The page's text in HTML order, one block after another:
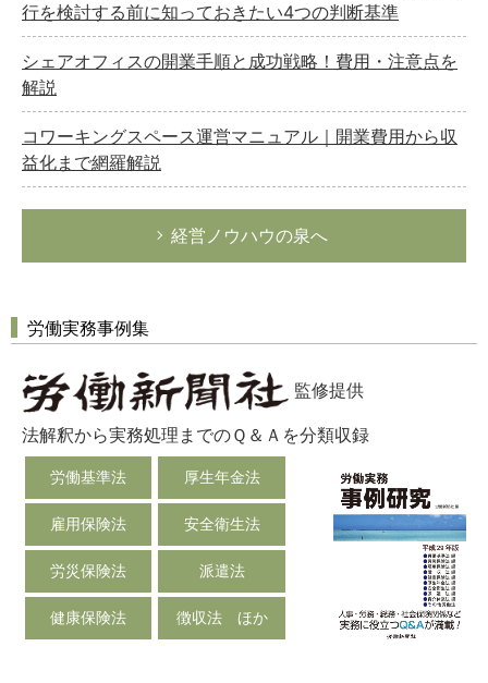
行を検討する前に知っておきたい4つの判断基準
シェアオフィスの開業手順と成功戦略！費用・注意点を
解説
コワーキングスペース運営マニュアル｜開業費用から収
益化まで網羅解説
経営ノウハウの泉へ
労働実務事例集
監修提供
法解釈から実務処理までのＱ＆Ａを分類収録
労働基準法 厚生年金法
雇用保険法 安全衛生法
労災保険法 派遣法
健康保険法 徴収法 ほか